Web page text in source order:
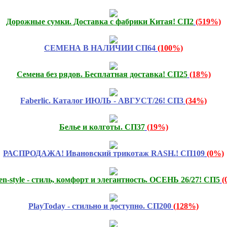
Дорожные сумки. Доставка с фабрики Китая! СП2 (519%)
СЕМЕНА В НАЛИЧИИ СП64 (100%)
Семена без рядов. Бесплатная доставка! СП25 (18%)
Faberlic. Каталог ИЮЛЬ - АВГУСТ/26! СП3 (34%)
Белье и колготы. СП37 (19%)
РАСПРОДАЖА! Ивановский трикотаж RASH.! СП109 (0%)
style - стиль, комфорт и элегантность. ОСЕНЬ 26/27! СП5
PlayToday - стильно и доступно. СП200 (128%)